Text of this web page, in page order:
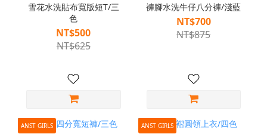
雪花水洗貼布寬版短T/三
色
NT$500
NT$625
褲腳水洗牛仔八分褲/淺藍
NT$700
NT$875
ANST GIRLS ANST GIRLS